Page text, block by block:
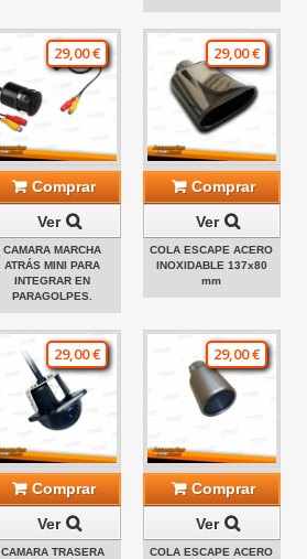
29,00 €
Comprar
Ver
CAMARA MARCHA
ATRÁS MINI PARA
INTEGRAR EN
PARAGOLPES.
29,00 €
Comprar
Ver
COLA ESCAPE ACERO
INOXIDABLE 137x80
mm
29,00 €
Comprar
Ver
CAMARA TRASERA
29,00 €
Comprar
Ver
COLA ESCAPE ACERO